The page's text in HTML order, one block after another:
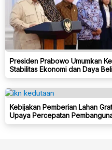
Presiden Prabowo Umumkan
Stabilitas Ekonomi dan Daya
Kebijakan Pemberian Lahan
Upaya Percepatan